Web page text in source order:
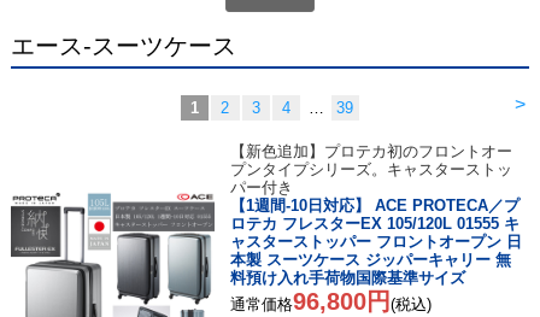
エース-スーツケース
>
1 2 3 4 … 39
【新色追加】プロテカ初のフロントオー
プンタイプシリーズ。キャスターストッ
パー付き
【1週間-10日対応】 ACE PROTECA／プ
ロテカ フレスターEX 105/120L 01555 キ
ャスターストッパー フロントオープン 日
本製 スーツケース ジッパーキャリー 無
料預け入れ手荷物国際基準サイズ
通常価格96,800円 (税込)